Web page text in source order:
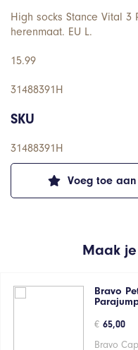
Voeg toe
High socks Stance Vital 3
herenmaat. EU L.
15.99
31488391H
SKU
31488391H
Maak
Bravo
€ 65,00
Bravo